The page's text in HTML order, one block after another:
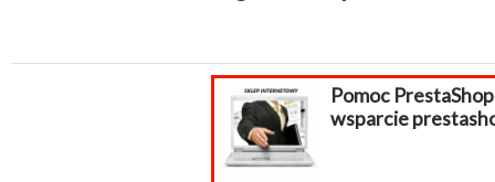
Pomoc PrestaShop,
wsparcie prestashop